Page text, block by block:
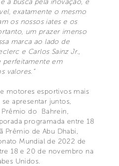
exatamente o mesmo
os nossos iates e os
um prazer imenso
marca ao lado de
e Carlos Sainz Jr.,
perfeitamente em
valores.”
motores esportivos mais
apresentar juntos,
do Bahrein,
programada entre 18
Prêmio de Abu Dhabi,
Mundial de 2022 de
18 e 20 de novembro na
Unidos.